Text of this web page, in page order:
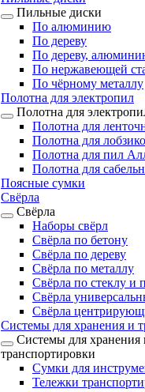
Пильные диски
По алюминию
По дереву
По дереву,
По нержавеющей
По чёрному металлу
Полотна для электропил
Полотна для
Полотна для
Полотна для
Полотна для пил
Полотна для
Поясные сумки
Свёрла
Свёрла
Наборы свёрл
Свёрла по бетону
Свёрла по дереву
Свёрла по металлу
Свёрла по стеклу и
Свёрла
Свёрла
Системы для хранения и
Системы для хранения
транспортировки
Сумки для
Тележки